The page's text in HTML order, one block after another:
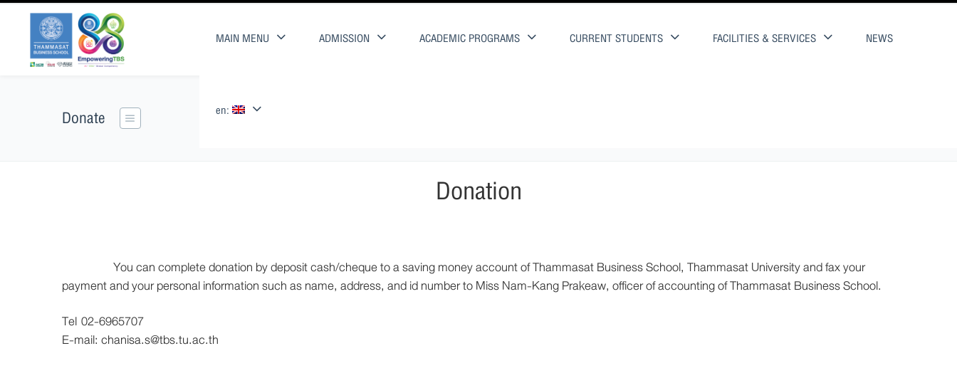
MAIN MENU ADMISSION ACADEMIC PROGRAMS CURRENT STUDENTS FACILITIES & SERVICES NEWS
en:
Donate
Donation
You can complete donation by deposit cash/cheque to a saving money account of Thammasat Business School, Thammasat University and fax your
payment and your personal information such as name, address, and id number to Miss Nam-Kang Prakeaw, officer of accounting of Thammasat Business School.
Tel 02-6965707
E-mail: chanisa.s@tbs.tu.ac.th